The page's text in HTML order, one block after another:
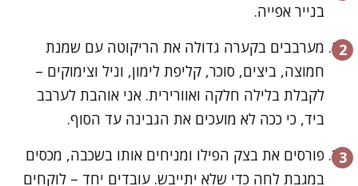
בנייר אפייה.
מערבבים בקערה גדולה את הריקוטה עם שמנת
חמוצה, ביצים, סוכר, קליפת לימון, וניל וצימוקים –
לקבלת בלילה חלקה ואוורירית. אני אוהבת לערבב
ביד, כי ככה לא מועכים את הגבינה עד הסוף.
פורסים את בצק הפילו ומניחים אותו בשכבה, מכסים
במגבת לחה כדי שלא יתייבש. עובדים יחד – לוקחים